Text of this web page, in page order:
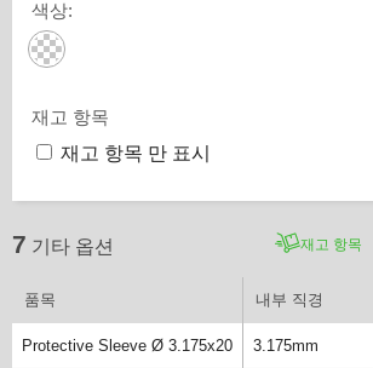
색상:
재고 항목
재고 항목 만 표시
7 기타 옵션 재고 항목
품목 내부 직경
Protective Sleeve Ø 3.175x20 3.175mm